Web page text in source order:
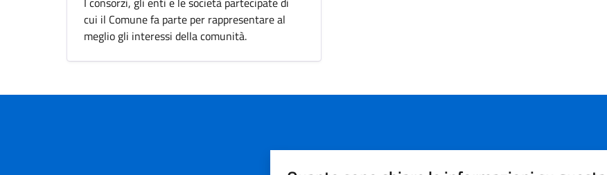
cui il Comune fa parte per rappresentare al
meglio gli interessi della comunità.